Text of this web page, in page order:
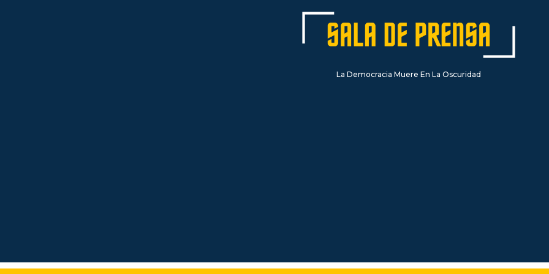
La Democracia Muere En La Oscuridad